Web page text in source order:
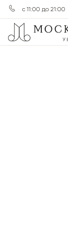
с 11:00 до 21:00